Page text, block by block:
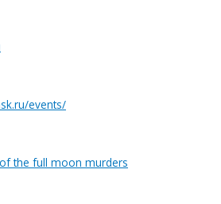
events/
the full moon murders